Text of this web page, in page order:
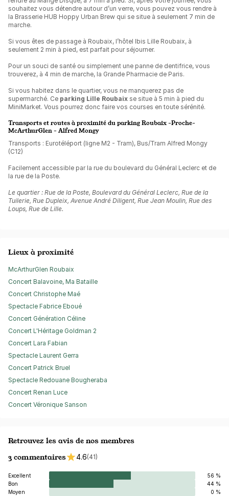
souhaitez vous détendre autour d’un verre, vous pouvez vous rendre à
la Brasserie HUB Hoppy Urban Brew qui se situe à seulement 7 min de
marche.
Si vous êtes de passage à Roubaix, l’hôtel Ibis Lille Roubaix, à
seulement 2 min à pied, est parfait pour séjourner.
Pour un souci de santé ou simplement une panne de dentifrice, vous
trouverez, à 4 min de marche, la Grande Pharmacie de Paris.
Si vous habitez dans le quartier, vous ne manquerez pas de
supermarché. Ce parking Lille Roubaix se situe à 5 min à pied du
MiniMarket. Vous pourrez donc faire vos courses en toute sérénité.
Transports et routes à proximité du parking Roubaix -Proche-
McArthurGlen - Alfred Mongy
Transports : Eurotéléport (ligne M2 - Tram), Bus/Tram Alfred Mongy
(C12)
Facilement accessible par la rue du boulevard du Général Leclerc et de
la rue de la Poste.
Le quartier : Rue de la Poste, Boulevard du Général Leclerc, Rue de la
Tuilerie, Rue Dupleix, Avenue André Diligent, Rue Jean Moulin, Rue des
Loups, Rue de Lille.
Lieux à proximité
McArthurGlen Roubaix
Concert Balavoine, Ma Bataille
Concert Christophe Maé
Spectacle Fabrice Eboué
Concert Génération Céline
Concert L'Héritage Goldman 2
Concert Lara Fabian
Spectacle Laurent Gerra
Concert Patrick Bruel
Spectacle Redouane Bougheraba
Concert Renan Luce
Concert Véronique Sanson
Retrouvez les avis de nos membres
3 commentaires
4.6(41)
Excellent
56 %
Bon
44 %
Moyen
0 %